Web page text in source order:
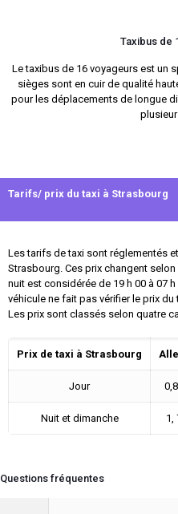
Taxibus de
Le taxibus de 16 voyageurs est un
sièges sont en cuir de qualité
pour les déplacements de longue
Tarifs/ prix du taxi à Strasbourg
Les tarifs de taxi sont réglementés
Strasbourg. Ces prix changent
nuit est considérée de 19 h 00 à 07
véhicule ne fait pas vérifier le prix du
Les prix sont classés selon quatre
Prix de taxi à Strasbourg
Jour
Nuit et dimanche 1,
Questions fréquentes